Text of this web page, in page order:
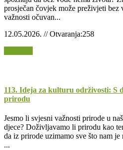
prosječan čovjek može preživjeti bez
važnosti očuvan...
12.05.2026. // Otvaranja:258
113. Ideja za kulturu održivosti: S
prirodu
Jesmo li svjesni važnosti prirode u
djece? Doživljavamo li prirodu kao
da iz prirode uzimamo sve što nam
...